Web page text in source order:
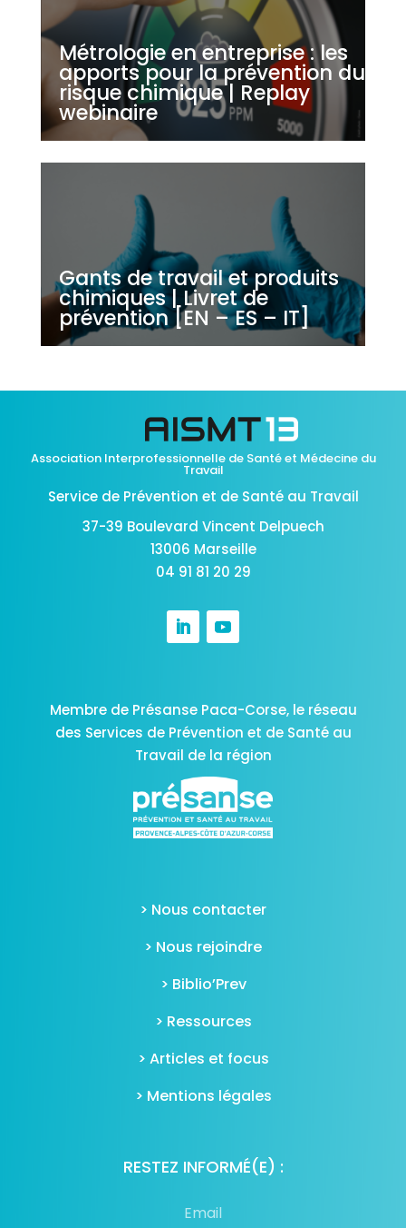
Métrologie en entreprise : les
apports pour la prévention du
risque chimique | Replay
webinaire
Gants de travail et produits
chimiques | Livret de
prévention [EN – ES – IT]
Association Interprofessionnelle de Santé et Médecine du
Travail
Service de Prévention et de Santé au Travail
37-39 Boulevard Vincent Delpuech
13006 Marseille
04 91 81 20 29
Membre de Présanse Paca-Corse, le réseau
des Services de Prévention et de Santé au
Travail de la région
> Nous contacter
> Nous rejoindre
> Biblio’Prev
> Ressources
> Articles et focus
> Mentions légales
RESTEZ INFORMÉ(E) :